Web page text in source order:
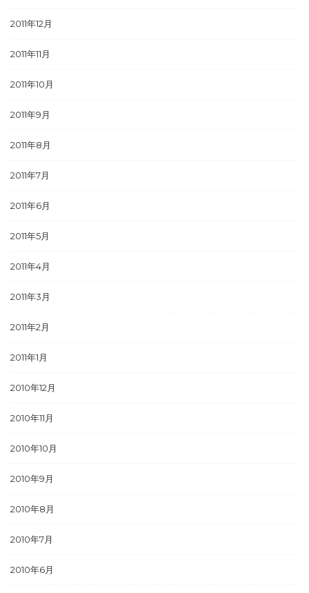
2011年12月
2011年11月
2011年10月
2011年9月
2011年8月
2011年7月
2011年6月
2011年5月
2011年4月
2011年3月
2011年2月
2011年1月
2010年12月
2010年11月
2010年10月
2010年9月
2010年8月
2010年7月
2010年6月